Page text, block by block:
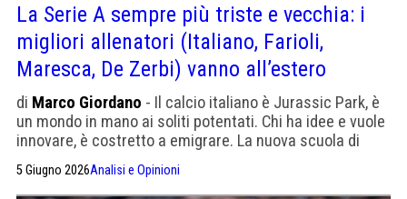
La Serie A sempre più triste e vecchia: i
migliori allenatori (Italiano, Farioli,
Maresca, De Zerbi) vanno all’estero
di Marco Giordano - Il calcio italiano è Jurassic Park, è
un mondo in mano ai soliti potentati. Chi ha idee e vuole
innovare, è costretto a emigrare. La nuova scuola di
5 Giugno 2026Analisi e Opinioni